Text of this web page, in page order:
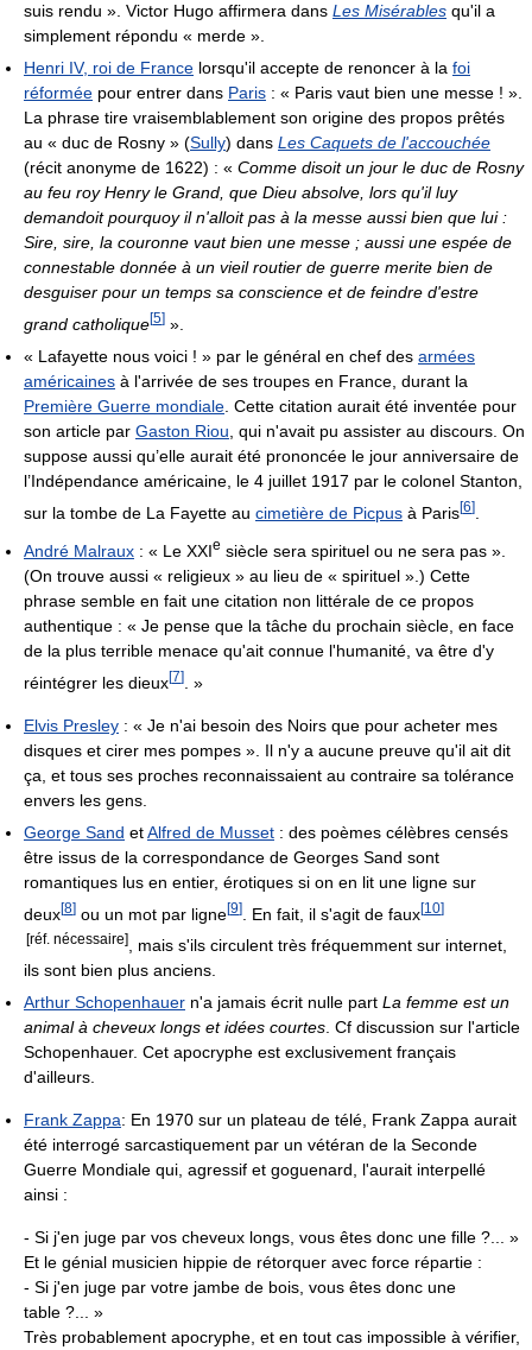
suis rendu ». Victor Hugo affirmera dans Les Misérables qu'il a
simplement répondu « merde ».
Henri IV, roi de France lorsqu'il accepte de renoncer à la foi
réformée pour entrer dans Paris : « Paris vaut bien une messe ! ».
La phrase tire vraisemblablement son origine des propos prêtés
au « duc de Rosny » (Sully) dans Les Caquets de l'accouchée
(récit anonyme de 1622) : « Comme disoit un jour le duc de Rosny
au feu roy Henry le Grand, que Dieu absolve, lors qu'il luy
demandoit pourquoy il n'alloit pas à la messe aussi bien que lui :
Sire, sire, la couronne vaut bien une messe ; aussi une espée de
connestable donnée à un vieil routier de guerre merite bien de
desguiser pour un temps sa conscience et de feindre d'estre
grand catholique[5] ».
« Lafayette nous voici ! » par le général en chef des armées
américaines à l'arrivée de ses troupes en France, durant la
Première Guerre mondiale . Cette citation aurait été inventée pour
son article par Gaston Riou , qui n'avait pu assister au discours. On
suppose aussi qu’elle aurait été prononcée le jour anniversaire de
l’Indépendance américaine, le 4 juillet 1917 par le colonel Stanton,
sur la tombe de La Fayette au cimetière de Picpus à Paris[6]
André Malraux : « Le XXIe siècle sera spirituel ou ne sera pas ».
(On trouve aussi « religieux » au lieu de « spirituel ».) Cette
phrase semble en fait une citation non littérale de ce propos
authentique : « Je pense que la tâche du prochain siècle, en face
de la plus terrible menace qu'ait connue l'humanité, va être d'y
réintégrer les dieux[7] . »
Elvis Presley : « Je n'ai besoin des Noirs que pour acheter mes
disques et cirer mes pompes ». Il n'y a aucune preuve qu'il ait dit
ça, et tous ses proches reconnaissaient au contraire sa tolérance
envers les gens.
George Sand etAlfred de Musset : des poèmes célèbres censés
être issus de la correspondance de Georges Sand sont
romantiques lus en entier, érotiques si on en lit une ligne sur
deux[8] ou un mot par ligne[9] . En fait, il s'agit de faux[10]
[réf. nécessaire]
, mais s'ils circulent très fréquemment sur internet,
ils sont bien plus anciens.
Arthur Schopenhauer n'a jamais écrit nulle part La femme est un
animal à cheveux longs et idées courtes . Cf discussion sur l'article
Schopenhauer. Cet apocryphe est exclusivement français
d'ailleurs.
Frank Zappa: En 1970 sur un plateau de télé, Frank Zappa aurait
été interrogé sarcastiquement par un vétéran de la Seconde
Guerre Mondiale qui, agressif et goguenard, l'aurait interpellé
ainsi :
- Si j'en juge par vos cheveux longs, vous êtes donc une fille ?... »
Et le génial musicien hippie de rétorquer avec force répartie :
- Si j'en juge par votre jambe de bois, vous êtes donc une
table ?... »
Très probablement apocryphe, et en tout cas impossible à vérifier,